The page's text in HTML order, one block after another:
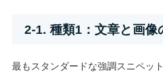
2-1. 種類1：文章と画像
最もスタンダードな強調スニペッ